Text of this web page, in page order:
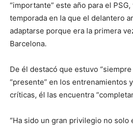
“importante” este año para el
temporada en la que el delantero
adaptarse porque era la primera
Barcelona.
De él destacó que estuvo
“presente” en los entrenamientos
críticas, él las encuentra
“Ha sido un gran privilegio no solo